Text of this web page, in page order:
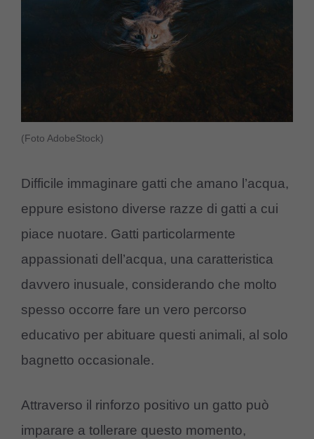
(Foto AdobeStock)
Difficile immaginare gatti che amano l’acqua,
eppure esistono diverse razze di gatti a cui
piace nuotare. Gatti particolarmente
appassionati dell’acqua, una caratteristica
davvero inusuale, considerando che molto
spesso occorre fare un vero percorso
educativo per abituare questi animali, al solo
bagnetto occasionale.
Attraverso il rinforzo positivo un gatto può
imparare a tollerare questo momento,